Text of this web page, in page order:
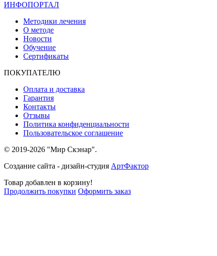
ИНФОПОРТАЛ
Методики лечения
О методе
Новости
Обучение
Сертификаты
ПОКУПАТЕЛЮ
Оплата и доставка
Гарантия
Контакты
Отзывы
Политика конфиденциальности
Пользовательское соглашение
© 2019-2026 "Мир Скэнар".
Создание сайта - дизайн-студия АртФактор
Товар добавлен в корзину!
Продолжить покупки Оформить заказ